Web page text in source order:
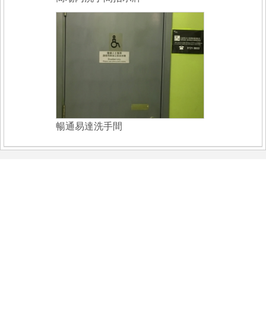
暢通易達洗手間